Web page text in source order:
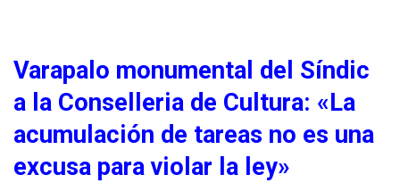
Varapalo monumental del Síndic
a la Conselleria de Cultura: «La
acumulación de tareas no es una
excusa para violar la ley»